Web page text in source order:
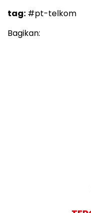
tag: #pt-telkom
Bagikan: